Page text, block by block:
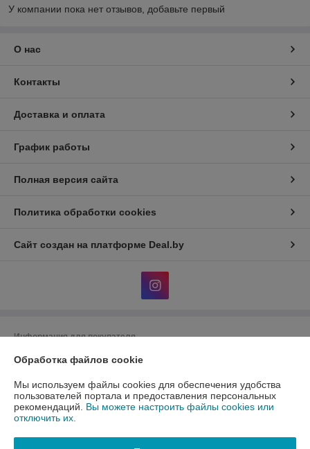
У компании пока нет отзывов, добавьте первый
О нас
Контакты
Доставка и оплата
График работы
Полная версия сайта
Политика обработки cookies
Сайт создан на платформе Deal.by
Информация для покупателя
Юридическое лицо:Общество с ограниченной ответственность
Регистрационный номер ЕГР: 691538171
УНП: 691538171
Обработка файлов cookie
Мы используем файлы cookies для обеспечения удобства
пользователей портала и предоставления персональных
рекомендаций. Вы можете настроить файлы cookies или
отключить их.